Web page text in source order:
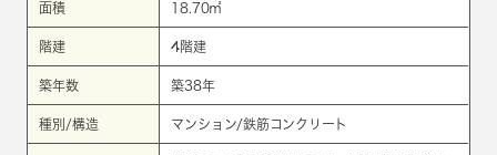
面積 18.70㎡
階建 4階建
築年数 築38年
種別/構造 マンション/鉄筋コンクリート